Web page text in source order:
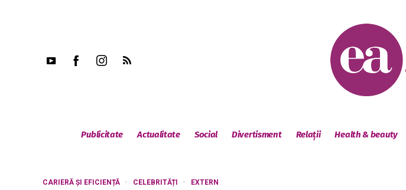
Publicitate Actualitate Social Divertisment Relații Health & beauty
CARIERĂ ȘI EFICIENȚĂ CELEBRITĂȚI EXTERN